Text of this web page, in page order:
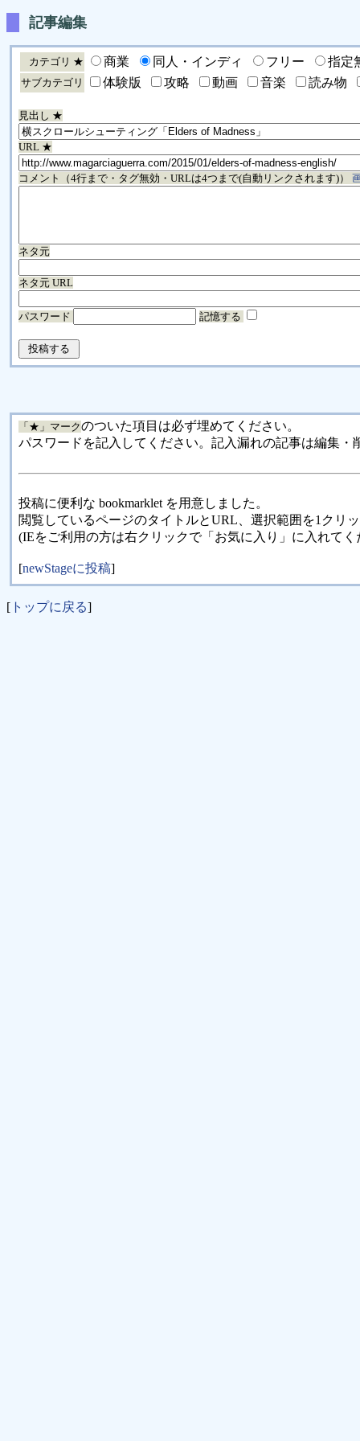
記事編集
カテゴリ ★ 商業 同人・インディ フリー 指定
サブカテゴリ 体験版 攻略 動画 音楽 読み物
見出し ★
URL ★
コメント（4行まで・タグ無効・URLは4つまで(自動リンクされます)）
ネタ元
ネタ元 URL
パスワード 記憶する
「★」マークのついた項目は必ず埋めてください。
パスワードを記入してください。記入漏れの記事は編集・
投稿に便利な bookmarklet を用意しました。
閲覧しているページのタイトルとURL、選択範囲を1クリ
(IEをご利用の方は右クリックで「お気に入り」に入れてく
[newStageに投稿]
[ トップに戻る]